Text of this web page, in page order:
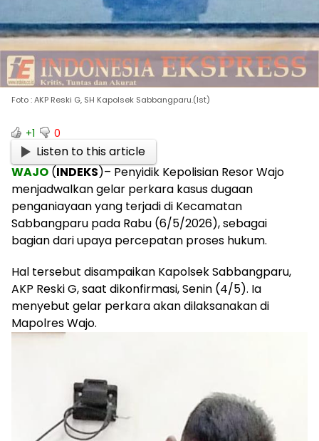
Foto : AKP Reski G, SH Kapolsek Sabbangparu.(Ist)
+1 0
Listen to this article
WAJO (INDEKS)– Penyidik Kepolisian Resor Wajo
menjadwalkan gelar perkara kasus dugaan
penganiayaan yang terjadi di Kecamatan
Sabbangparu pada Rabu (6/5/2026), sebagai
bagian dari upaya percepatan proses hukum.
Hal tersebut disampaikan Kapolsek Sabbangparu,
AKP Reski G, saat dikonfirmasi, Senin (4/5). Ia
menyebut gelar perkara akan dilaksanakan di
Mapolres Wajo.